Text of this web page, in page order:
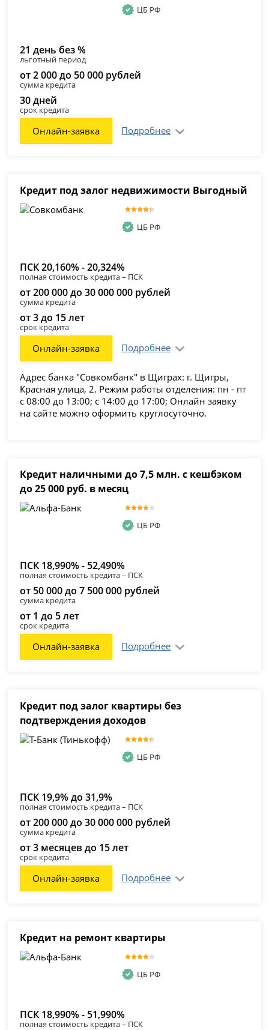
ЦБ РФ
21 день без %
льготный период
от 2 000 до 50 000 рублей
сумма кредита
30 дней
срок кредита
Онлайн-заявка Подробнее
Кредит под залог недвижимости Выгодный
ЦБ РФ
ПСК 20,160% - 20,324%
полная стоимость кредита – ПСК
от 200 000 до 30 000 000 рублей
сумма кредита
от 3 до 15 лет
срок кредита
Онлайн-заявка Подробнее
Адрес банка "Совкомбанк" в Щиграх: г. Щигры,
Красная улица, 2. Режим работы отделения: пн - пт
с 08:00 до 13:00; с 14:00 до 17:00; Онлайн заявку
на сайте можно оформить круглосуточно.
Кредит наличными до 7,5 млн. с кешбэком
до 25 000 руб. в месяц
ЦБ РФ
ПСК 18,990% - 52,490%
полная стоимость кредита – ПСК
от 50 000 до 7 500 000 рублей
сумма кредита
от 1 до 5 лет
срок кредита
Онлайн-заявка Подробнее
Кредит под залог квартиры без
подтверждения доходов
ЦБ РФ
ПСК 19,9% до 31,9%
полная стоимость кредита – ПСК
от 200 000 до 30 000 000 рублей
сумма кредита
от 3 месяцев до 15 лет
срок кредита
Онлайн-заявка Подробнее
Кредит на ремонт квартиры
ЦБ РФ
ПСК 18,990% - 51,990%
полная стоимость кредита – ПСК